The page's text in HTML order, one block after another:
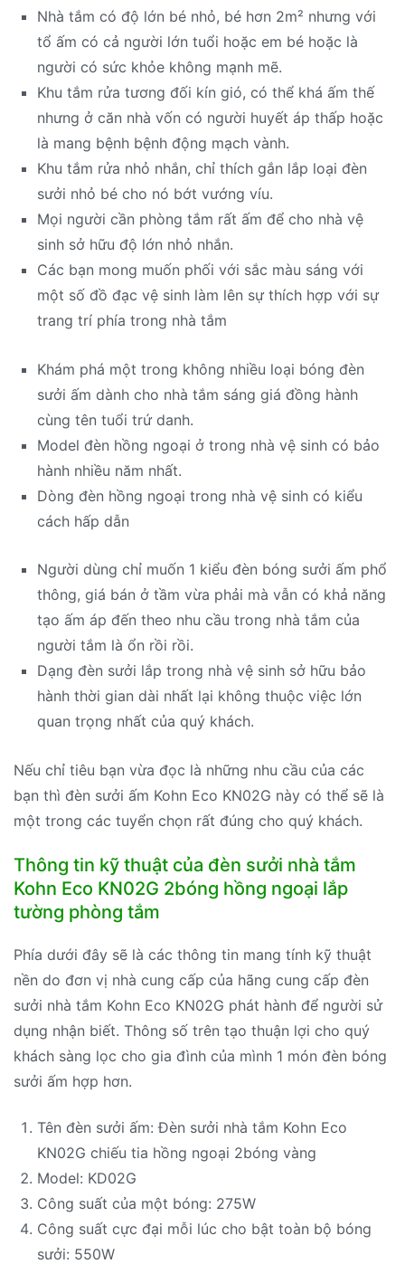
Nhà tắm có độ lớn bé nhỏ, bé hơn 2m² nhưng với
tổ ấm có cả người lớn tuổi hoặc em bé hoặc là
người có sức khỏe không mạnh mẽ.
Khu tắm rửa tương đối kín gió, có thể khá ấm thế
nhưng ở căn nhà vốn có người huyết áp thấp hoặc
là mang bệnh bệnh động mạch vành.
Khu tắm rửa nhỏ nhắn, chỉ thích gắn lắp loại đèn
sưởi nhỏ bé cho nó bớt vướng víu.
Mọi người cần phòng tắm rất ấm để cho nhà vệ
sinh sở hữu độ lớn nhỏ nhắn.
Các bạn mong muốn phối với sắc màu sáng với
một số đồ đạc vệ sinh làm lên sự thích hợp với sự
trang trí phía trong nhà tắm
Khám phá một trong không nhiều loại bóng đèn
sưởi ấm dành cho nhà tắm sáng giá đồng hành
cùng tên tuổi trứ danh.
Model đèn hồng ngoại ở trong nhà vệ sinh có bảo
hành nhiều năm nhất.
Dòng đèn hồng ngoại trong nhà vệ sinh có kiểu
cách hấp dẫn
Người dùng chỉ muốn 1 kiểu đèn bóng sưởi ấm phổ
thông, giá bán ở tầm vừa phải mà vẫn có khả năng
tạo ấm áp đến theo nhu cầu trong nhà tắm của
người tắm là ổn rồi rồi.
Dạng đèn sưởi lắp trong nhà vệ sinh sở hữu bảo
hành thời gian dài nhất lại không thuộc việc lớn
quan trọng nhất của quý khách.
Nếu chỉ tiêu bạn vừa đọc là những nhu cầu của các
bạn thì đèn sưởi ấm Kohn Eco KN02G này có thể sẽ là
một trong các tuyển chọn rất đúng cho quý khách.
Thông tin kỹ thuật của đèn sưởi nhà tắm
Kohn Eco KN02G 2bóng hồng ngoại lắp
tường phòng tắm
Phía dưới đây sẽ là các thông tin mang tính kỹ thuật
nền do đơn vị nhà cung cấp của hãng cung cấp đèn
sưởi nhà tắm Kohn Eco KN02G phát hành để người sử
dụng nhận biết. Thông số trên tạo thuận lợi cho quý
khách sàng lọc cho gia đình của mình 1 món đèn bóng
sưởi ấm hợp hơn.
Tên đèn sưởi ấm: Đèn sưởi nhà tắm Kohn Eco
KN02G chiếu tia hồng ngoại 2bóng vàng
Model: KD02G
Công suất của một bóng: 275W
Công suất cực đại mỗi lúc cho bật toàn bộ bóng
sưởi: 550W